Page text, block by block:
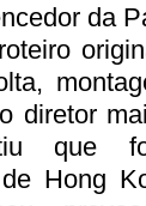
da
diretor
que
Hong